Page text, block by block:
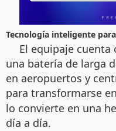
Tecnología inteligente
El equipaje
una batería de larga
en aeropuertos y
para transformarse
lo convierte en una
día a día.